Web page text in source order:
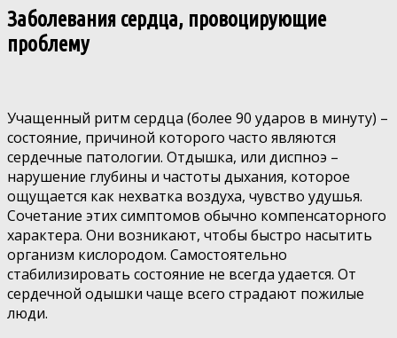
Заболевания сердца, провоцирующие
проблему
Учащенный ритм сердца (более 90 ударов в минуту) –
состояние, причиной которого часто являются
сердечные патологии. Отдышка, или диспноэ –
нарушение глубины и частоты дыхания, которое
ощущается как нехватка воздуха, чувство удушья.
Сочетание этих симптомов обычно компенсаторного
характера. Они возникают, чтобы быстро насытить
организм кислородом. Самостоятельно
стабилизировать состояние не всегда удается. От
сердечной одышки чаще всего страдают пожилые
люди.